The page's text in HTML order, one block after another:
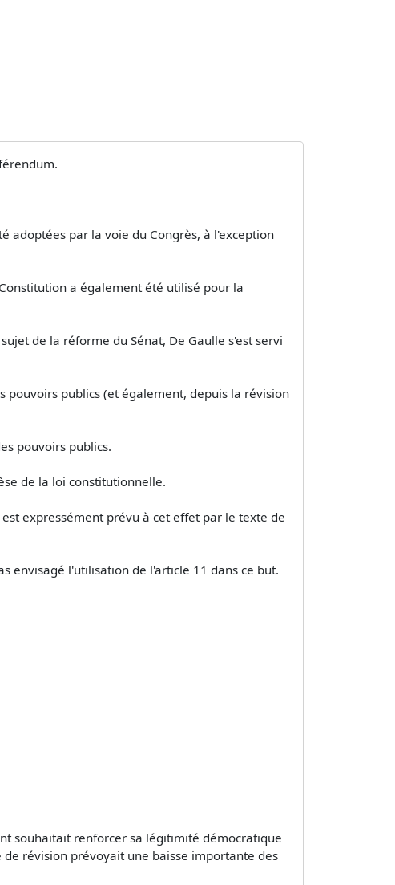
adoptées par la voie du Congrès, à l'exception
a également été utilisé pour la
de la réforme du Sénat, De Gaulle s'est servi
publics (et également, depuis la révision
pouvoirs publics.
de la loi constitutionnelle.
expressément prévu à cet effet par le texte de
envisagé l'utilisation de l'article 11 dans ce but.
souhaitait renforcer sa légitimité démocratique
révision prévoyait une baisse importante des